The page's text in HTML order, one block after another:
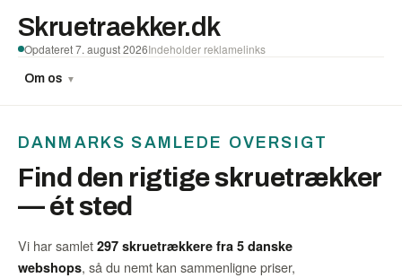
Skruetraekker.dk
Om os ▼
Opdateret 7. august 2026Indeholder reklamelinks
DANMARKS SAMLEDE OVERSIGT
Find den rigtige skruetrækker
— ét sted
Vi har samlet 297 skruetrækkere fra 5 danske
webshops, så du nemt kan sammenligne priser,